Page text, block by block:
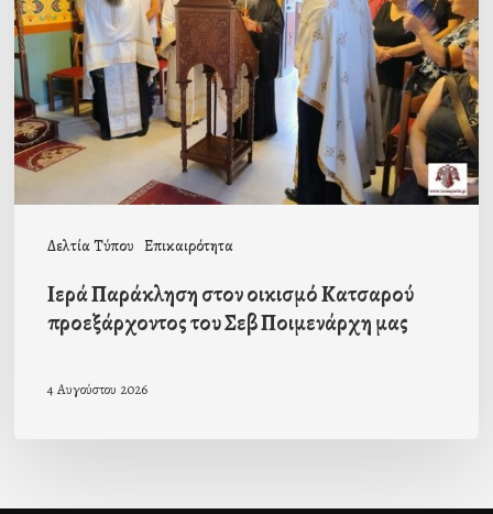
Δελτία Τύπου Επικαιρότητα
οικισμό
Κατσαρού
προεξάρχοντος
του
Σεβ
Ιερά Παράκληση στον οικισμό Κατσαρού
προεξάρχοντος του Σεβ Ποιμενάρχη μας
4 Αυγούστου 2026